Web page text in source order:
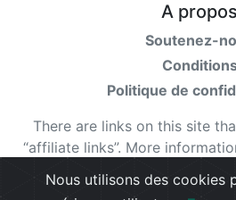
A propos
Soutenez-
Politique de
There are links on this site
“affiliate links”. More
Nous utilisons des cookies